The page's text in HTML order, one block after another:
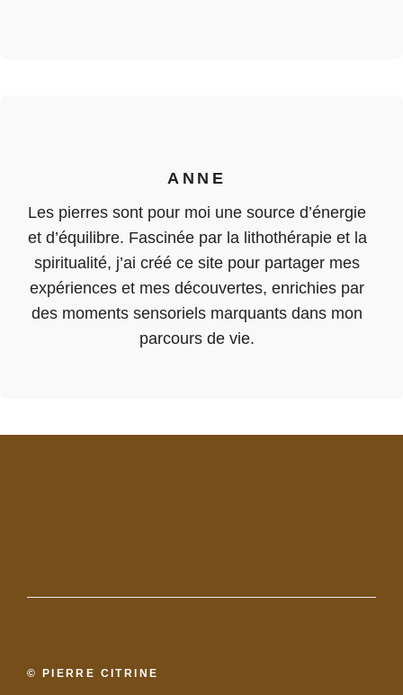
ANNE
Les pierres sont pour moi une source d’énergie
et d’équilibre. Fascinée par la lithothérapie et la
spiritualité, j’ai créé ce site pour partager mes
expériences et mes découvertes, enrichies par
des moments sensoriels marquants dans mon
parcours de vie.
© PIERRE CITRINE